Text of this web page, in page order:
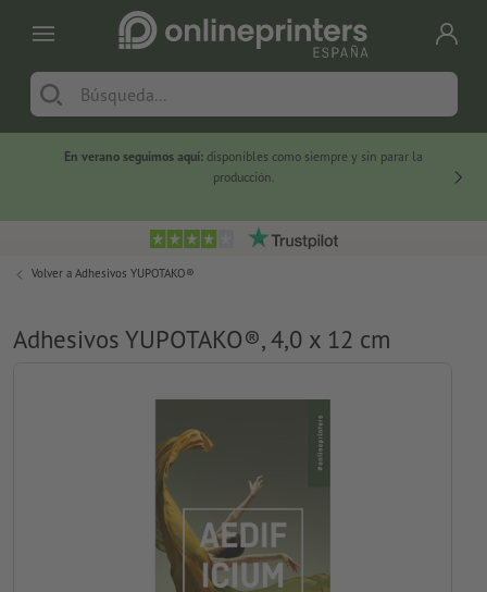
En verano seguimos aquí: disponibles como siempre y sin parar la
producción.
Volver a Adhesivos YUPOTAKO®
Adhesivos YUPOTAKO®, 4,0 x 12 cm